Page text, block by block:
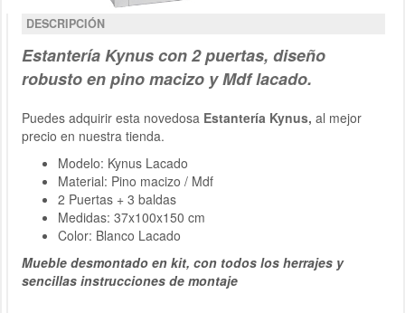
DESCRIPCIÓN
Estantería Kynus con 2 puertas, diseño
robusto en pino macizo y Mdf lacado.
Puedes adquirir esta novedosa Estantería Kynus, al mejor
precio en nuestra tienda.
Modelo: Kynus Lacado
Material: Pino macizo / Mdf
2 Puertas + 3 baldas
Medidas: 37x100x150 cm
Color: Blanco Lacado
Mueble desmontado en kit, con todos los herrajes y
sencillas instrucciones de montaje